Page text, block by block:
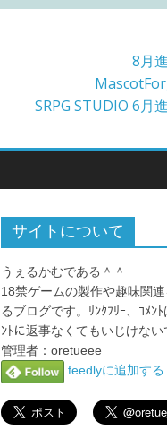
8月
SRPG STUDIO 6月
サイトについて
うぇるかむである＾＾
18禁ゲームの製作や趣味関
るブログです。ﾘﾝｸﾌﾘｰ、ｺﾒﾝ
ﾝﾄに返事なくてもいじけない
管理者：oretueee
feedlyに追加する